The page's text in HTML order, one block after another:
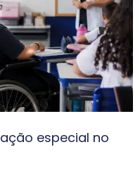
especial no